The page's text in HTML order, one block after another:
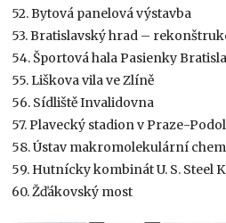
52. Bytová panelová výstavba
53. Bratislavský hrad –
54. Športová hala Pasienky
55. Liškova vila ve Zlíně
56. Sídliště Invalidovna
57. Plavecký stadion v Praze-
58. Ústav makromolekulární
59. Hutnícky kombinát U. S. Steel
60. Žďákovský most